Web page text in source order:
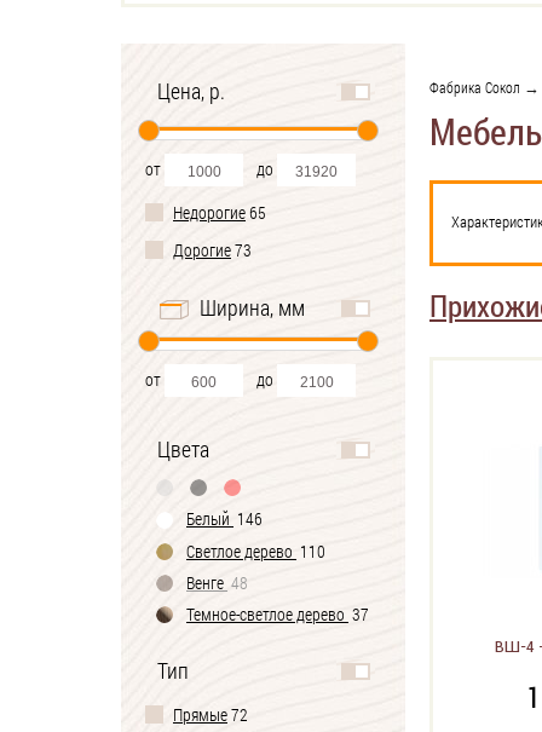
Цена, р.
от
до
Недорогие65
Дорогие73
Ширина, мм
от до
Цвета
Белый 146
Светлое дерево 110
Венге 48
Темное-cветлое дерево 37
Тип
Прямые72
Фабрика Сокол →
ВШ-4